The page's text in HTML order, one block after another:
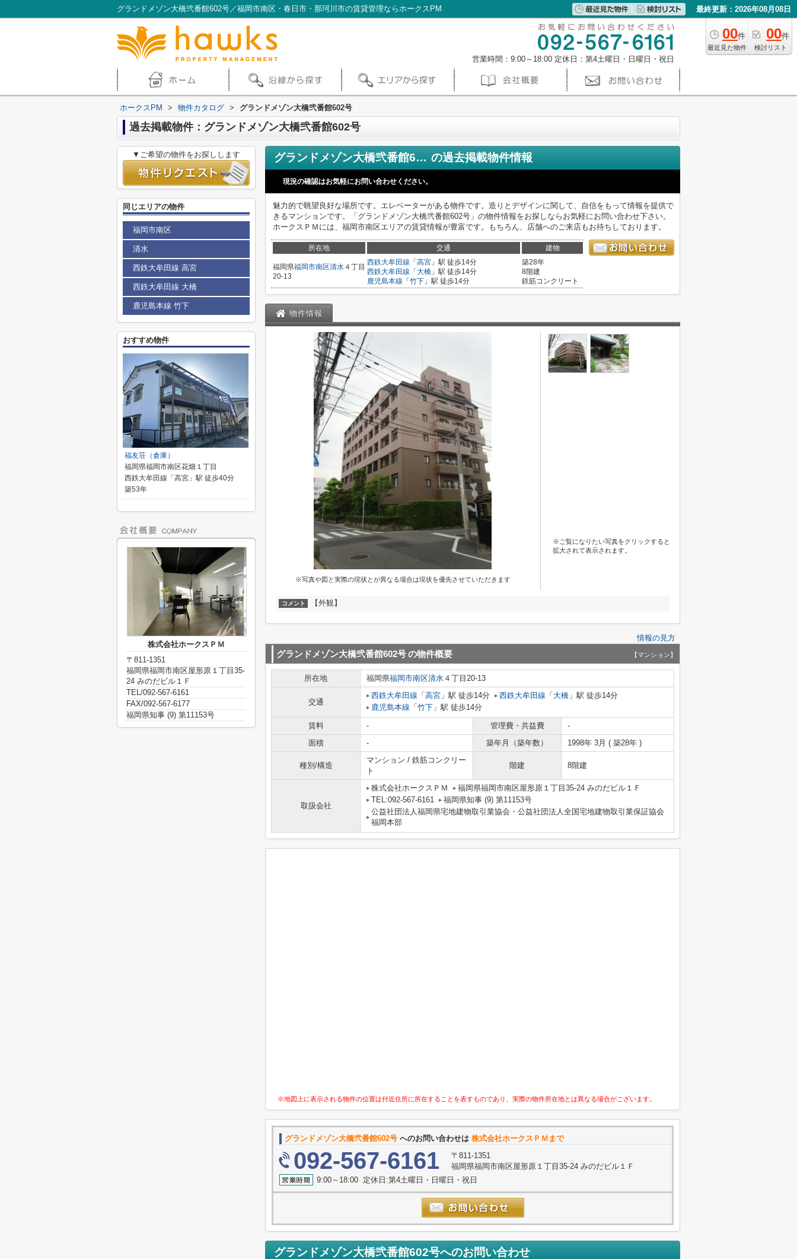
グランドメゾン大橋弐番館602号／福岡市南区・春日市・那珂川市の賃貸管理ならホークスPM 最終更新：2026年08月08日
00件
最近見た物件
00件
検討リスト
営業時間：9:00～18:00 定休日：第4土曜日・日曜日・祝日
ホークスPM > 物件カタログ > グランドメゾン大橋弐番館602号
過去掲載物件：グランドメゾン大橋弐番館602号
グランドメゾン大橋弐番館602号 の過去掲載物件情報
現況の確認はお気軽にお問い合わせください。
魅力的で眺望良好な場所です。エレベーターがある物件です。造りとデザインに関して、自信をもって情報を提供で
きるマンションです。「グランドメゾン大橋弐番館602号」の物件情報をお探しならお気軽にお問い合わせ下さい。
ホークスＰＭには、福岡市南区エリアの賃貸情報が豊富です。もちろん、店舗へのご来店もお待ちしております。
所在地 交通 建物
福岡県福岡市南区清水４丁目
20-13
西鉄大牟田線 「 高宮 」駅 徒歩14分
西鉄大牟田線 「 大橋 」駅 徒歩14分
鹿児島本線 「 竹下 」駅 徒歩14分
築28年
8階建
鉄筋コンクリート
物件情報
※写真や図と実際の現状とが異なる場合は現状を優先させていただきます
※ご覧になりたい写真をクリックすると
拡大されて表示されます。
コメント 【外観】
情報の見方
グランドメゾン大橋弐番館602号の物件概要 【マンション】
所在地 福岡県福岡市南区清水 ４丁目20-13
交通
西鉄大牟田線 「 高宮 」駅 徒歩14分 西鉄大牟田線 「 大橋 」駅 徒歩14分
鹿児島本線 「 竹下 」駅 徒歩14分
賃料 - 管理費・共益費
-
面積
- 築年月（築年数） 1998年 3月 ( 築28年 )
種別/構造
マンション / 鉄筋コンクリー
ト
階建 8階建
取扱会社
株式会社ホークスＰＭ
福岡県福岡市南区屋形原１丁目35-24 みのだビル１Ｆ
TEL:092-567-6161
福岡県知事 (9) 第11153号
公益社団法人福岡県宅地建物取引業協会・公益社団法人全国宅地建物取引業保証協会
福岡本部
※地図上に表示される物件の位置は付近住所に所在することを表すものであり、実際の物件所在地とは異なる場合がございます。
グランドメゾン大橋弐番館602号 へのお問い合わせは 株式会社ホークスＰＭまで
092-567-6161
〒811-1351
福岡県福岡市南区屋形原１丁目35-24 みのだビル１Ｆ
9:00～18:00 定休日:第4土曜日・日曜日・祝日
グランドメゾン大橋弐番館602号へのお問い合わせ
▼ご希望の物件をお探しします
同じエリアの物件
福岡市南区
清水
西鉄大牟田線 高宮
西鉄大牟田線 大橋
鹿児島本線 竹下
おすすめ物件
福友荘（倉庫）
福岡県福岡市南区花畑１丁目
西鉄大牟田線「高宮」駅 徒歩40分
築53年
株式会社ホークスＰＭ
〒811-1351
福岡県福岡市南区屋形原１丁目35-
24 みのだビル１Ｆ
TEL/092-567-6161
FAX/092-567-6177
福岡県知事 (9) 第11153号